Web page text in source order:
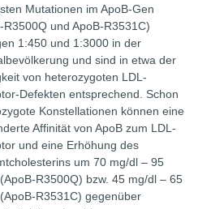
Mutationen im ApoB-Gen
R3500Q und ApoB-R3531C)
1:450 und 1:3000 in der
und sind in etwa der
von heterozygoten LDL-
Defekten entsprechend. Schon
Konstellationen können eine
Affinität von ApoB zum LDL-
und eine Erhöhung des
um 70 mg/dl – 95
R3500Q) bzw. 45 mg/dl – 65
R3531C) gegenüber